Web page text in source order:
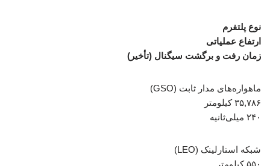
نوع پلتفرم
ارتفاع عملیاتی
زمان رفت و برگشت سیگنال (تأخیر)
ماهواره‌های مدار ثابت (GSO)
۳۵,۷۸۶ کیلومتر
۲۴۰ میلی‌ثانیه
شبکه استارلینک (LEO)
۵۵۰ کیلومتر